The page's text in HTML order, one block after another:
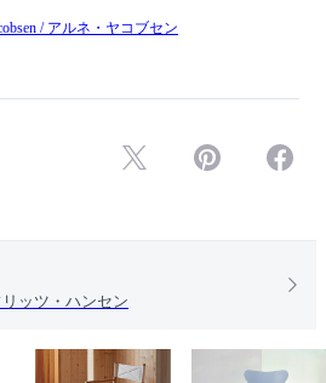
/ アルネ・ヤコブセン
ッツ・ハンセン